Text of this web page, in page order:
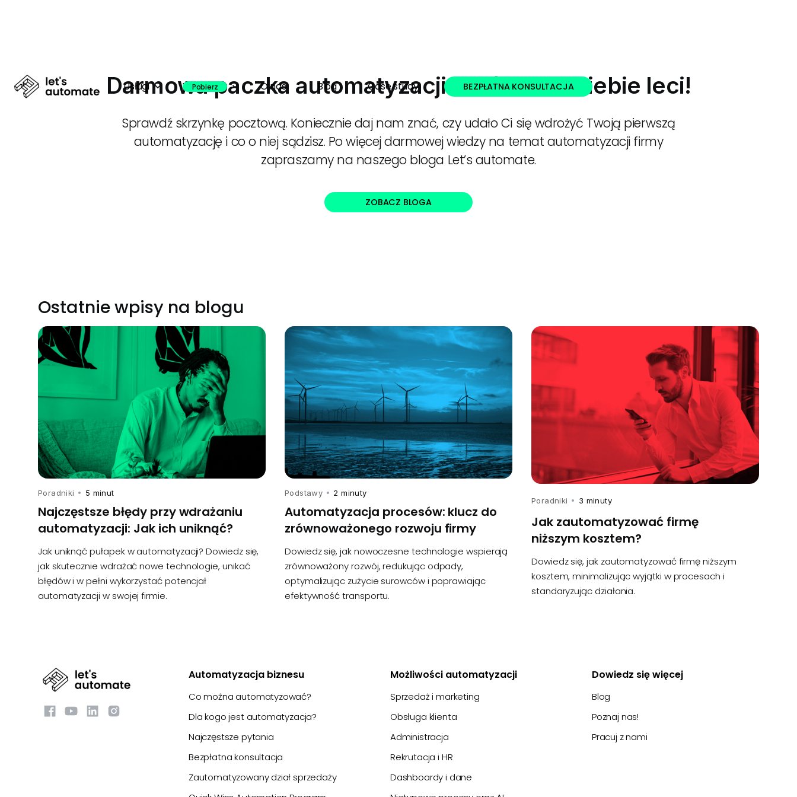
Usługi expand_more Webinary expand_more
Pobierz O nas Blog Case study BEZPŁATNA KONSULTACJA
Darmowa paczka automatyzacji właśnie do Ciebie leci!
Sprawdź skrzynkę pocztową. Koniecznie daj nam znać, czy udało Ci się wdrożyć Twoją pierwszą
automatyzację i co o niej sądzisz. Po więcej darmowej wiedzy na temat automatyzacji firmy
zapraszamy na naszego bloga Let’s automate.
ZOBACZ BLOGA
Ostatnie wpisy na blogu
Poradniki • 5 minut
Najczęstsze błędy przy wdrażaniu
automatyzacji: Jak ich uniknąć?
Jak uniknąć pułapek w automatyzacji? Dowiedz się,
jak skutecznie wdrażać nowe technologie, unikać
błędów i w pełni wykorzystać potencjał
automatyzacji w swojej firmie.
Podstawy • 2 minuty
Automatyzacja procesów: klucz do
zrównoważonego rozwoju firmy
Dowiedz się, jak nowoczesne technologie wspierają
zrównoważony rozwój, redukując odpady,
optymalizując zużycie surowców i poprawiając
efektywność transportu.
Poradniki • 3 minuty
Jak zautomatyzować firmę
niższym kosztem?
Dowiedz się, jak zautomatyzować firmę niższym
kosztem, minimalizując wyjątki w procesach i
standaryzując działania.
Automatyzacja biznesu
Co można automatyzować?
Dla kogo jest automatyzacja?
Najczęstsze pytania
Bezpłatna konsultacja
Zautomatyzowany dział sprzedaży
Możliwości automatyzacji
Sprzedaż i marketing
Obsługa klienta
Administracja
Rekrutacja i HR
Dashboardy i dane
Dowiedz się więcej
Blog
Poznaj nas!
Pracuj z nami